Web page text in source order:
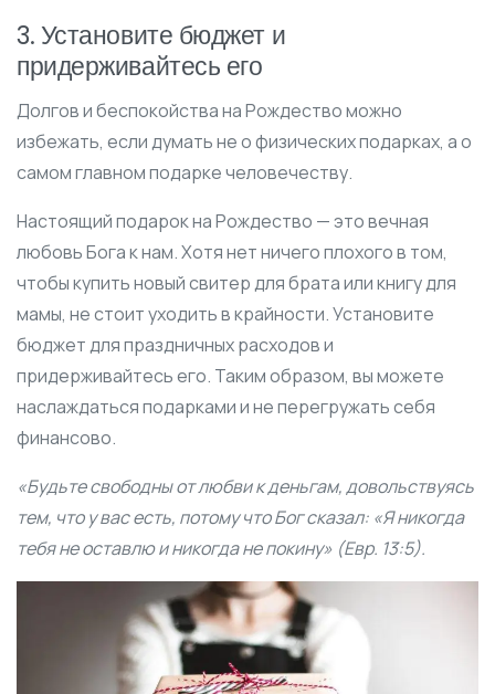
3. Установите бюджет и
придерживайтесь его
Долгов и беспокойства на Рождество можно
избежать, если думать не о физических подарках, а о
самом главном подарке человечеству.
Настоящий подарок на Рождество — это вечная
любовь Бога к нам. Хотя нет ничего плохого в том,
чтобы купить новый свитер для брата или книгу для
мамы, не стоит уходить в крайности. Установите
бюджет для праздничных расходов и
придерживайтесь его. Таким образом, вы можете
наслаждаться подарками и не перегружать себя
финансово.
«Будьте свободны от любви к деньгам, довольствуясь
тем, что у вас есть, потому что Бог сказал: «Я никогда
тебя не оставлю и никогда не покину» (Евр. 13:5).